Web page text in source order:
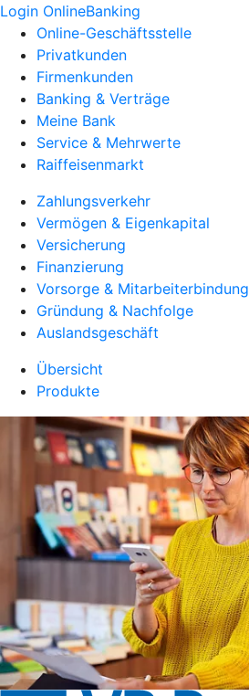
Login OnlineBanking
Online-Geschäftsstelle
Privatkunden
Firmenkunden
Banking & Verträge
Meine Bank
Service & Mehrwerte
Raiffeisenmarkt
Zahlungsverkehr
Vermögen & Eigenkapital
Versicherung
Finanzierung
Vorsorge & Mitarbeiterbindung
Gründung & Nachfolge
Auslandsgeschäft
Übersicht
Produkte